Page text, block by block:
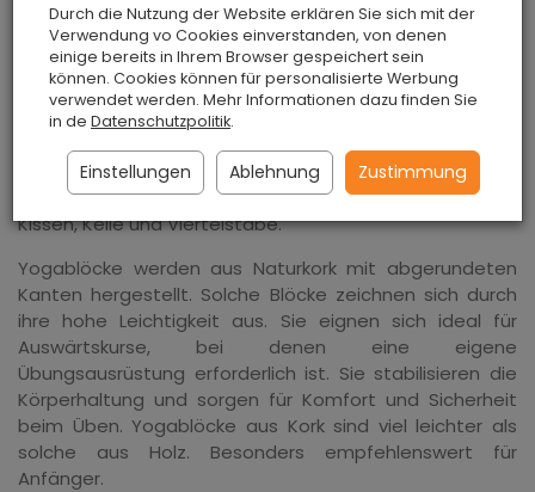
Korkagglomerat hergestellt. Aufgrund der Dichte dieses
Materials sowie der entsprechenden
Produktionstechnologie zeichnen sich Korkprodukte
durch eine sehr hohe Haltbarkeit und Stabilität aus.
Diese natürlichen, warmen und umweltfreundlichen
Produkte sorgen für Sicherheit und Komfort bei der
Ausübung von Yoga. Die beliebtesten Korkprodukte, die
für Yoga benötigt werden, sind: Yogablöcke, Matten,
Kissen, Keile und Viertelstäbe.
Yogablöcke werden aus Naturkork mit abgerundeten
Kanten hergestellt. Solche Blöcke zeichnen sich durch
ihre hohe Leichtigkeit aus. Sie eignen sich ideal für
Auswärtskurse, bei denen eine eigene
Übungsausrüstung erforderlich ist. Sie stabilisieren die
Körperhaltung und sorgen für Komfort und Sicherheit
beim Üben. Yogablöcke aus Kork sind viel leichter als
solche aus Holz. Besonders empfehlenswert für
Anfänger.
Durch die Nutzung der Website erklären Sie sich mit der
Verwendung vo Cookies einverstanden, von denen
einige bereits in Ihrem Browser gespeichert sein
können. Cookies können für personalisierte Werbung
verwendet werden. Mehr Informationen dazu finden Sie
in de Datenschutzpolitik.
Einstellungen Ablehnung Zustimmung